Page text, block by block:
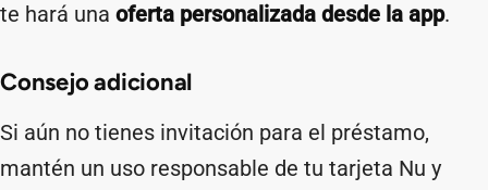
te hará una oferta personalizada desde la app.
Consejo adicional
Si aún no tienes invitación para el préstamo,
mantén un uso responsable de tu tarjeta Nu y